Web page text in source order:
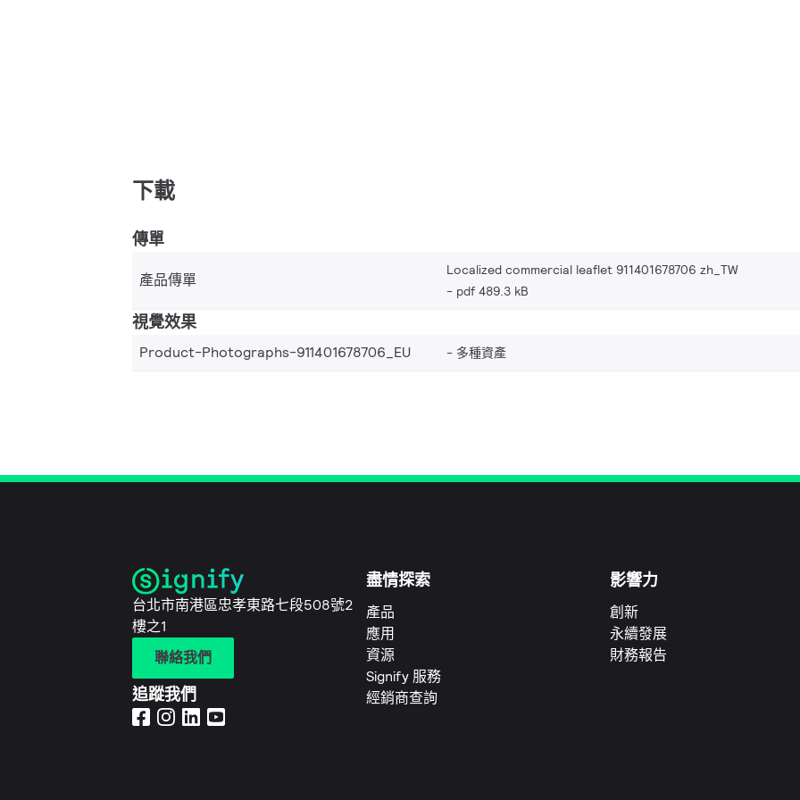
下載
傳單
產品傳單
Localized commercial leaflet 911401678706 zh_TW
pdf 489.3 kB
視覺效果
Product-Photographs-911401678706_EU 多種資產
台北市南港區忠孝東路七段508號2
樓之1
聯絡我們
追蹤我們
盡情探索
產品
應用
資源
Signify 服務
經銷商查詢
影響力
創新
永續發展
財務報告